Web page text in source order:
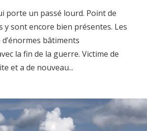
porte un passé lourd. Point de
sont encore bien présentes. Les
bâtiments
la fin de la guerre. Victime de
et a de nouveau...